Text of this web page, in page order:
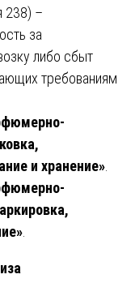
238) –
за
либо сбыт
требованиям
и хранение»